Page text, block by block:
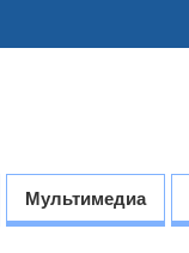
Мультимедиа